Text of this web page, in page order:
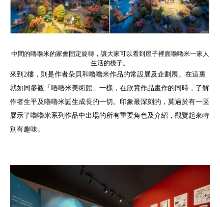
中間的嚕嚕米的家會固定旋轉，讓大家可以看到屋子裡面嚕嚕米一家人
生活的樣子。
來到2樓，則是作者朵貝和嚕嚕米作品的常設展及企劃展。在這裏
就如同參觀「嚕嚕米美術館」一樣，在欣賞作品畫作的同時，了解
作者生平及嚕嚕米誕生成長的一切。印象最深刻的，莫過於有一區
展示了嚕嚕米系列作品中出場的所有重要角色及介紹，觀覽起來特
別有趣味。